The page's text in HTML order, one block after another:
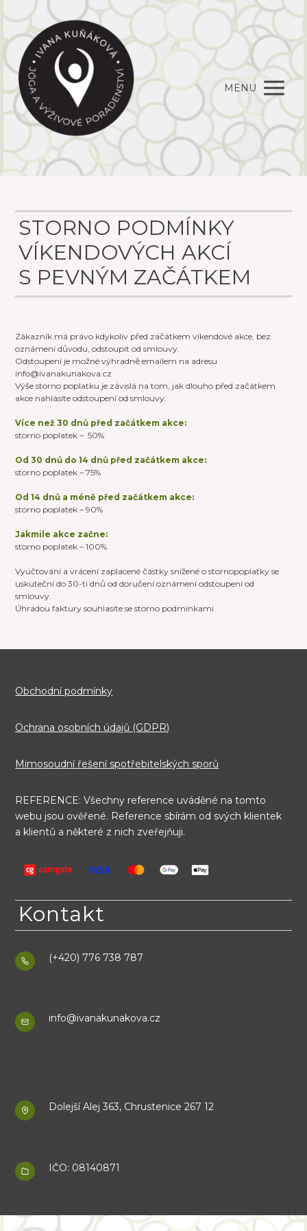
MENU
STORNO PODMÍNKY
VÍKENDOVÝCH AKCÍ
S PEVNÝM ZAČÁTKEM
Zákazník má právo kdykoliv před začátkem víkendové akce, bez
oznámení důvodu, odstoupit od smlouvy.
Odstoupení je možné výhradně emailem na adresu
info@ivanakunakova.cz
Výše storno poplatku je závislá na tom, jak dlouho před začátkem
akce nahlásíte odstoupení od smlouvy:
Více než 30 dnů před začátkem akce:
storno poplatek – 50%
Od 30 dnů do 14 dnů před začátkem akce:
storno poplatek – 75%
Od 14 dnů a méně před začátkem akce:
storno poplatek – 90%
Jakmile akce začne:
storno poplatek – 100%
Vyúčtování a vrácení zaplacené částky snížené o stornopoplatky se
uskuteční do 30-ti dnů od doručení oznámení odstoupení od
smlouvy.
Úhradou faktury souhlasíte se storno podmínkami.
Obchodní podmínky
Ochrana osobních údajů (GDPR)
Mimosoudní řešení spotřebitelských sporů
REFERENCE: Všechny reference uváděné na tomto
webu jsou ověřené. Reference sbírám od svých klientek
a klientů a některé z nich zveřejňuji.
Kontakt
(+420) 776 738 787
info@ivanakunakova.cz
Dolejší Alej 363, Chrustenice 267 12
IČO: 08140871